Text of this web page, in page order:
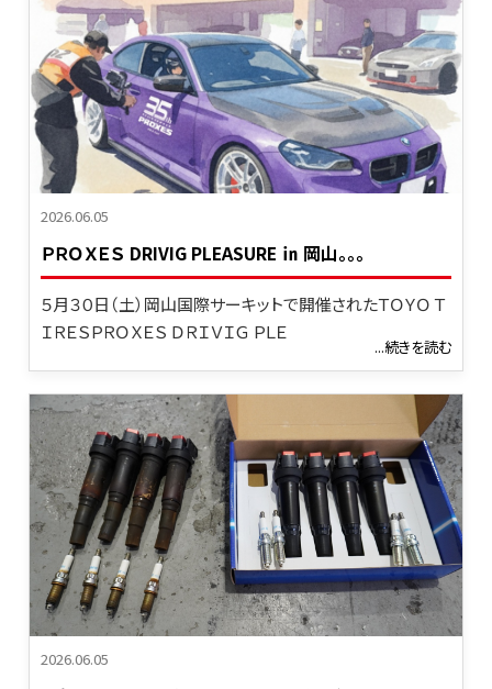
2026.06.05
ＰＲＯＸＥＳ DRIVIG PLEASURE ㏌ 岡山。。。
５月３０日（土）岡山国際サーキットで開催されたＴＯＹＯ Ｔ
ＩＲＥＳＰＲＯＸＥＳ ＤＲＩＶＩＧ ＰＬＥ
...続きを読む
2026.06.05